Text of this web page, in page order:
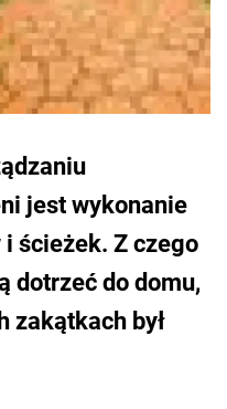
jest wykonanie
ścieżek. Z czego
dotrzeć do domu,
zakątkach był